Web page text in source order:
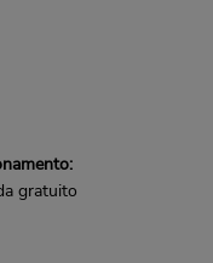
gratuito